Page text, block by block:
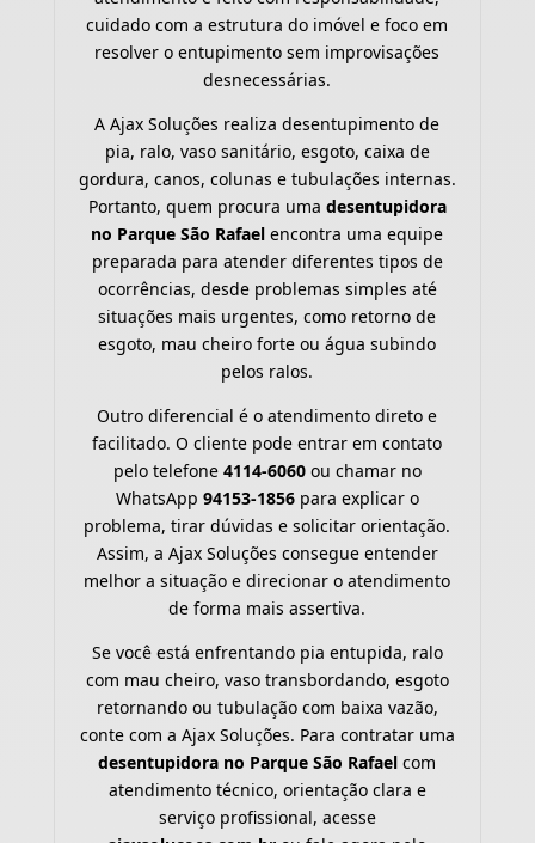
cuidado com a estrutura do imóvel e foco em
resolver o entupimento sem improvisações
desnecessárias.
A Ajax Soluções realiza desentupimento de
pia, ralo, vaso sanitário, esgoto, caixa de
gordura, canos, colunas e tubulações internas.
Portanto, quem procura uma desentupidora
no Parque São Rafael encontra uma equipe
preparada para atender diferentes tipos de
ocorrências, desde problemas simples até
situações mais urgentes, como retorno de
esgoto, mau cheiro forte ou água subindo
pelos ralos.
Outro diferencial é o atendimento direto e
facilitado. O cliente pode entrar em contato
pelo telefone 4114-6060ou chamar no
WhatsApp 94153-1856para explicar o
problema, tirar dúvidas e solicitar orientação.
Assim, a Ajax Soluções consegue entender
melhor a situação e direcionar o atendimento
de forma mais assertiva.
Se você está enfrentando pia entupida, ralo
com mau cheiro, vaso transbordando, esgoto
retornando ou tubulação com baixa vazão,
conte com a Ajax Soluções. Para contratar uma
desentupidora no Parque São Rafael com
atendimento técnico, orientação clara e
serviço profissional, acesse